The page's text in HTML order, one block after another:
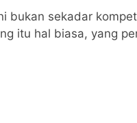
bukan sekadar
itu hal biasa, yang